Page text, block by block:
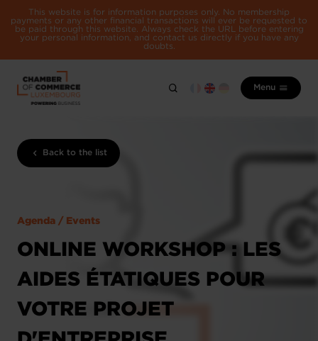
This website is for information purposes only. No membership
payments or any other financial transactions will ever be requested to
be paid through this website. Always check the URL before entering
your personal information, and contact us directly if you have any
doubts.
Menu
Back to the list
Agenda / Events
ONLINE WORKSHOP : LES
AIDES ÉTATIQUES POUR
VOTRE PROJET